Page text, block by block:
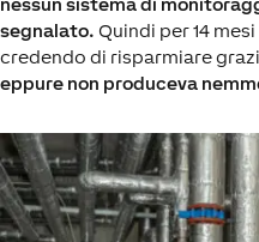
nessun sistema di
segnalato. Quindi per 14
credendo di risparmiare
eppure non produceva